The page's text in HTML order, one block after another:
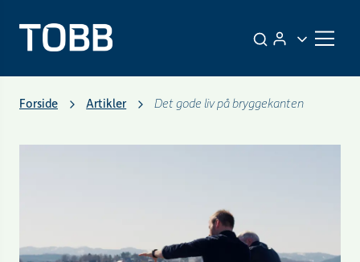
Forside Artikler Det gode liv på bryggekanten